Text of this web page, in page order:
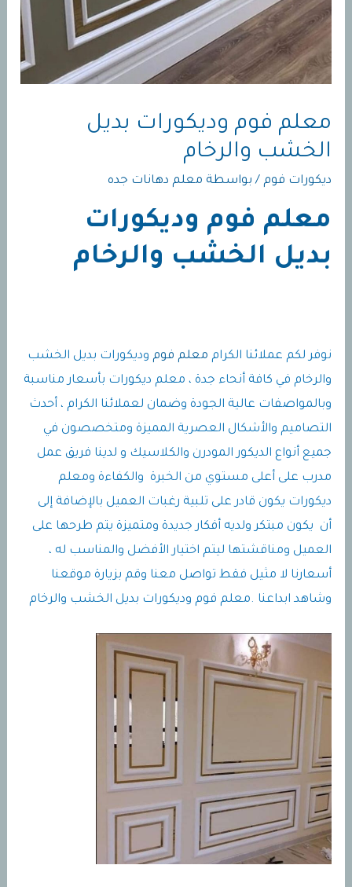
معلم فوم وديكورات بديل
الخشب والرخام
ديكورات فوم / بواسطة معلم دهانات جده
معلم فوم وديكورات
بديل الخشب والرخام
نوفر لكم عملائنا الكرام معلم فوم وديكورات بديل الخشب
والرخام في كافة أنحاء جدة ، معلم ديكورات بأسعار مناسبة
وبالمواصفات عالية الجودة وضمان لعملائنا الكرام ، أحدث
التصاميم والأشكال العصرية المميزة ومتخصصون في
جميع أنواع الديكور المودرن والكلاسيك و لدينا فريق عمل
مدرب على أعلى مستوي من الخبرة والكفاءة ومعلم
ديكورات يكون قادر على تلبية رغبات العميل بالإضافة إلى
أن يكون مبتكر ولديه أفكار جديدة ومتميزة يتم طرحها على
العميل ومناقشتها ليتم اختيار الأفضل والمناسب له ،
أسعارنا لا مثيل فقط تواصل معنا وقم بزيارة موقعنا
وشاهد ابداعنا .معلم فوم وديكورات بديل الخشب والرخام